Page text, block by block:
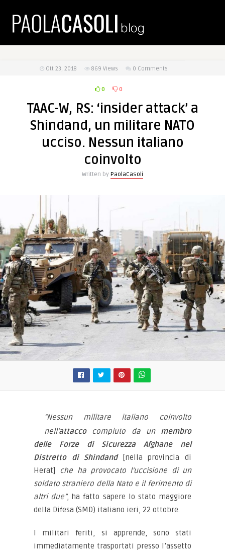
Ott 23, 2018 869 Views 0 Comments
0 0
TAAC-W, RS: ‘insider attack’ a
Shindand, un militare NATO
ucciso. Nessun italiano
coinvolto
Written by PaolaCasoli
“Nessun militare italiano coinvolto
nell’attaccocompiuto da un membro
delle Forze di Sicurezza Afghane nel
Distretto di Shindand[nella provincia di
Herat]
che ha provocato l’uccisione di un
soldato straniero della Nato e il ferimento di
altri due”, ha fatto sapere lo stato maggiore
della Difesa (SMD) italiano ieri, 22 ottobre.
I militari feriti, si apprende, sono stati
immediatamente trasportati presso l’assetto